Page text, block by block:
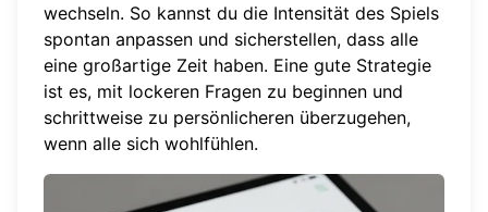
wechseln. So kannst du die Intensität des Spiels
spontan anpassen und sicherstellen, dass alle
eine großartige Zeit haben. Eine gute Strategie
ist es, mit lockeren Fragen zu beginnen und
schrittweise zu persönlicheren überzugehen,
wenn alle sich wohlfühlen.